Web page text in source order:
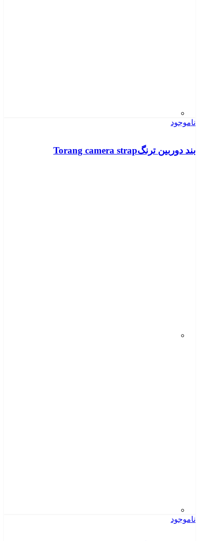
ناموجود
بند دوربین ترنگTorang camera strap
ناموجود